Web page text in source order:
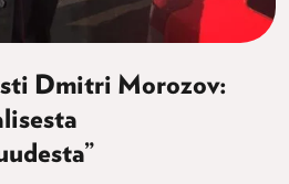
Dmitri Morozov: